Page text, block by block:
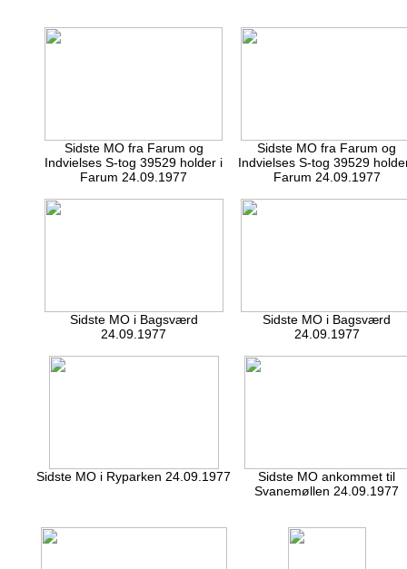
Sidste MO fra Farum og
Indvielses S-tog 39529 holder i
Farum 24.09.1977
Sidste MO fra Farum og
Indvielses S-tog 39529
Farum 24.09.1977
Sidste MO i Bagsværd
24.09.1977
Sidste MO i Bagsværd
24.09.1977
Sidste MO i Ryparken 24.09.1977
Sidste MO ankommet til
Svanemøllen 24.09.1977